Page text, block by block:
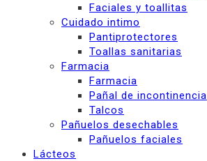
Faciales y toallitas
Cuidado intimo
Pantiprotectores
Toallas sanitarias
Farmacia
Farmacia
Pañal de incontinencia
Talcos
Pañuelos desechables
Pañuelos faciales
Lácteos